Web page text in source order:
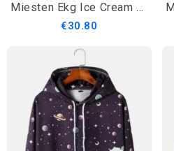
Miesten Ekg Ice Cream Astronaut Print Puuvillainen Kiristysnyörillinen Villapaita
€30.80